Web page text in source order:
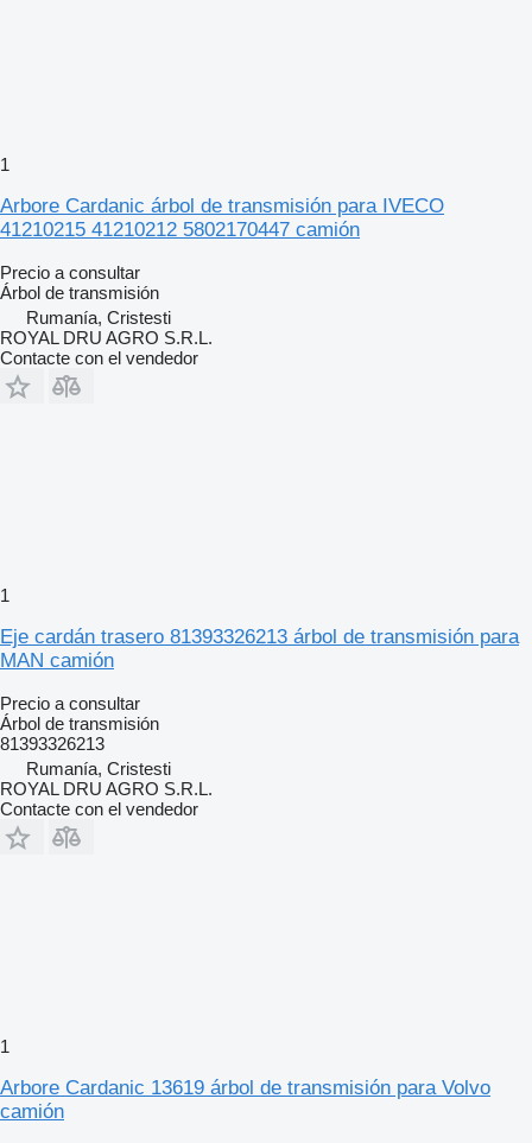
1
Arbore Cardanic árbol de transmisión para IVECO
41210215 41210212 5802170447 camión
Precio a consultar
Árbol de transmisión
Rumanía, Cristesti
ROYAL DRU AGRO S.R.L.
Contacte con el vendedor
1
Eje cardán trasero 81393326213 árbol de transmisión para
MAN camión
Precio a consultar
Árbol de transmisión
81393326213
Rumanía, Cristesti
ROYAL DRU AGRO S.R.L.
Contacte con el vendedor
1
Arbore Cardanic 13619 árbol de transmisión para Volvo
camión